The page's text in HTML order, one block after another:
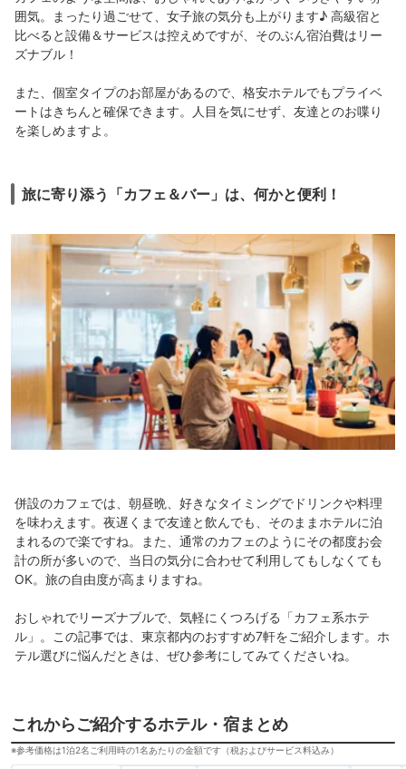
囲気。まったり過ごせて、女子旅の気分も上がります♪ 高級宿と
比べると設備＆サービスは控えめですが、そのぶん宿泊費はリー
ズナブル！
また、個室タイプのお部屋があるので、格安ホテルでもプライベ
ートはきちんと確保できます。人目を気にせず、友達とのお喋り
を楽しめますよ。
旅に寄り添う「カフェ＆バー」は、何かと便利！
併設のカフェでは、朝昼晩、好きなタイミングでドリンクや料理
を味わえます。夜遅くまで友達と飲んでも、そのままホテルに泊
まれるので楽ですね。また、通常のカフェのようにその都度お会
計の所が多いので、当日の気分に合わせて利用してもしなくても
OK。旅の自由度が高まりますね。
おしゃれでリーズナブルで、気軽にくつろげる「カフェ系ホテ
ル」。この記事では、東京都内のおすすめ7軒をご紹介します。ホ
テル選びに悩んだときは、ぜひ参考にしてみてくださいね。
これからご紹介するホテル・宿まとめ
※参考価格は1泊2名ご利用時の1名あたりの金額です（税およびサービス料込み）